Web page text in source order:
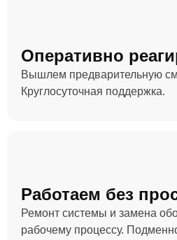
Оперативно
Вышлем предварительную
Круглосуточная поддержка.
Работаем без
Ремонт системы и замена
рабочему процессу.